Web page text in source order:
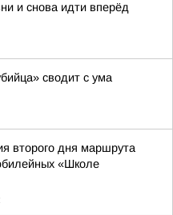
и снова идти вперёд
сводит с ума
второго дня маршрута
«Школе